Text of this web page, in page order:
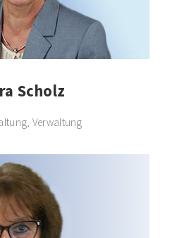
Scholz
Verwaltung